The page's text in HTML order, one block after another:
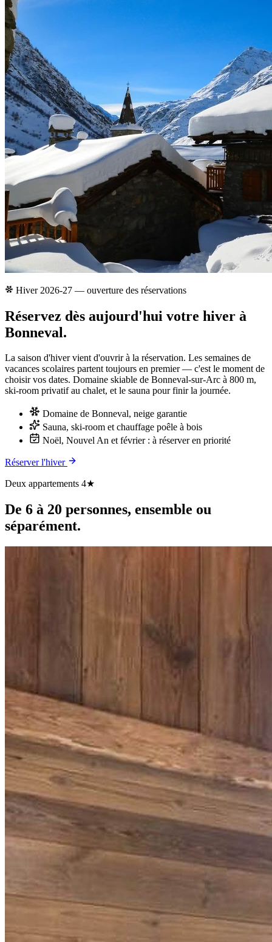
Hiver 2026-27 — ouverture des réservations
Réservez dès aujourd'hui votre hiver à
Bonneval.
La saison d'hiver vient d'ouvrir à la réservation. Les semaines de
vacances scolaires partent toujours en premier — c'est le moment de
choisir vos dates. Domaine skiable de Bonneval-sur-Arc à 800 m,
ski-room privatif au chalet, et le sauna pour finir la journée.
Domaine de Bonneval, neige garantie
Sauna, ski-room et chauffage poêle à bois
Noël, Nouvel An et février : à réserver en priorité
Réserver l'hiver
Deux appartements 4★
De 6 à 20 personnes, ensemble ou
séparément.